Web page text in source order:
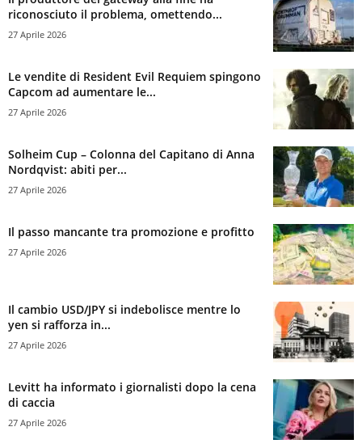
riconosciuto il problema, omettendo...
27 Aprile 2026
Le vendite di Resident Evil Requiem spingono
Capcom ad aumentare le...
27 Aprile 2026
Solheim Cup – Colonna del Capitano di Anna
Nordqvist: abiti per...
27 Aprile 2026
Il passo mancante tra promozione e profitto
27 Aprile 2026
Il cambio USD/JPY si indebolisce mentre lo
yen si rafforza in...
27 Aprile 2026
Levitt ha informato i giornalisti dopo la cena
di caccia
27 Aprile 2026